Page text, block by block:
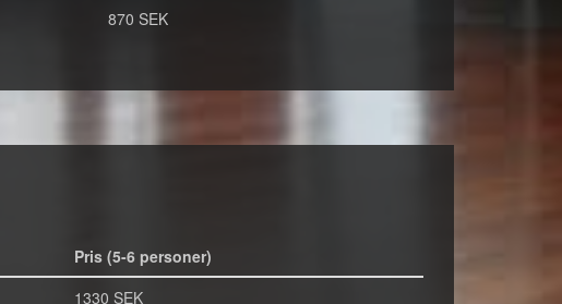
870 SEK
Pris (5-6 personer)
1330 SEK